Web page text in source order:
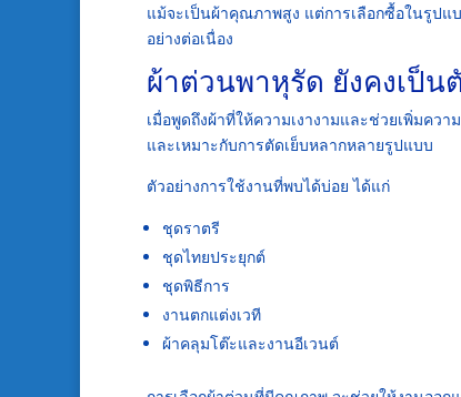
แม้จะเป็นผ้าคุณภาพสูง แต่การเลือกซื้อในรูปแ
อย่างต่อเนื่อง
ผ้าต่วนพาหุรัด ยังคงเป็
เมื่อพูดถึงผ้าที่ให้ความเงางามและช่วยเพิ่มคว
และเหมาะกับการตัดเย็บหลากหลายรูปแบบ
ตัวอย่างการใช้งานที่พบได้บ่อย ได้แก่
ชุดราตรี
ชุดไทยประยุกต์
ชุดพิธีการ
งานตกแต่งเวที
ผ้าคลุมโต๊ะและงานอีเวนต์